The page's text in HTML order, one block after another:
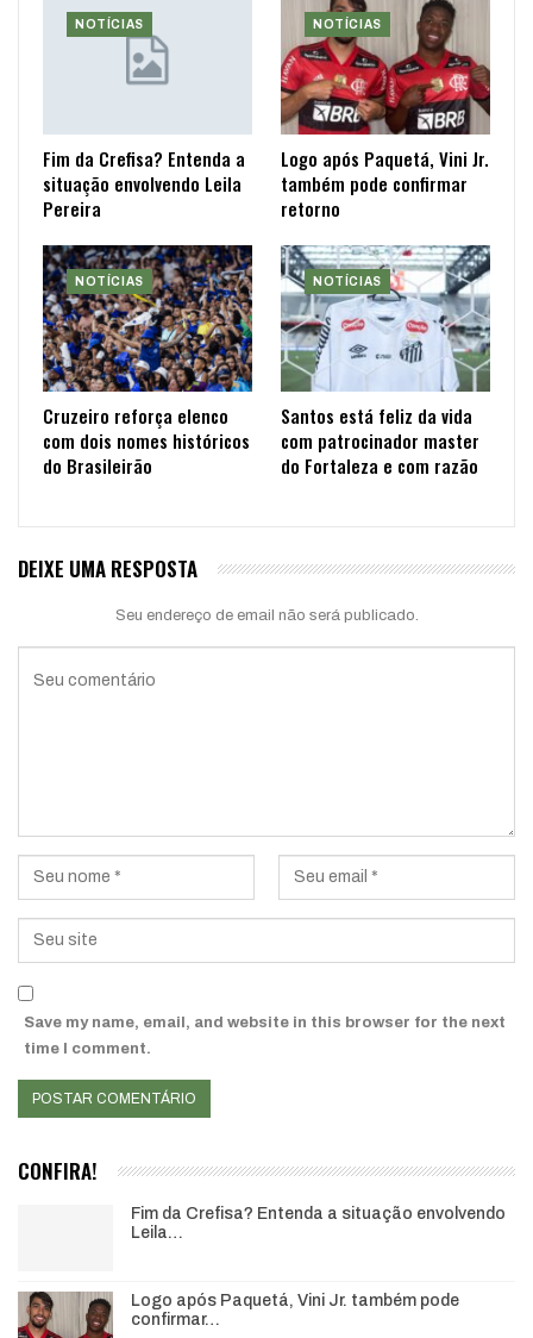
NOTÍCIAS
Fim da Crefisa? Entenda a
situação envolvendo Leila
Pereira
NOTÍCIAS
Logo após Paquetá, Vini Jr.
também pode confirmar
retorno
NOTÍCIAS
Cruzeiro reforça elenco
com dois nomes históricos
do Brasileirão
NOTÍCIAS
Santos está feliz da vida
com patrocinador master
do Fortaleza e com razão
DEIXE UMA RESPOSTA
Seu endereço de email não será publicado.
Save my name, email, and website in this browser for the next
time I comment.
CONFIRA!
Fim da Crefisa? Entenda a situação envolvendo
Leila…
Logo após Paquetá, Vini Jr. também pode
confirmar…